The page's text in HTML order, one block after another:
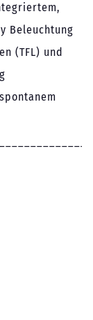
Beleuchtung
(TFL) und